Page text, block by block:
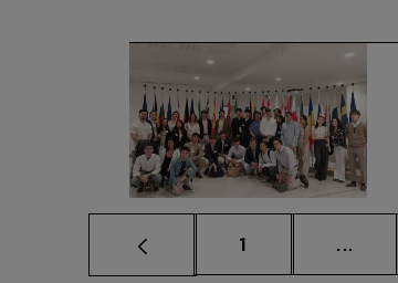
Página
1 ...